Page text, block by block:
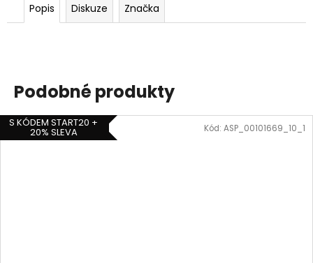
Popis Diskuze Značka
Podobné produkty
S KÓDEM START20 +
20% SLEVA Kód: ASP_00101669_10_1